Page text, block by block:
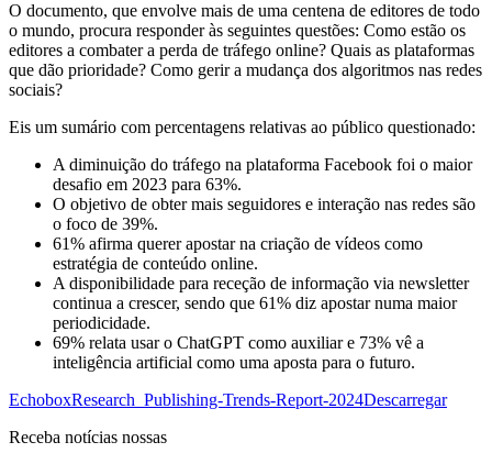
O documento, que envolve mais de uma centena de editores de todo
o mundo, procura responder às seguintes questões: Como estão os
editores a combater a perda de tráfego online? Quais as plataformas
que dão prioridade? Como gerir a mudança dos algoritmos nas redes
sociais?
Eis um sumário com percentagens relativas ao público questionado:
A diminuição do tráfego na plataforma Facebook foi o maior
desafio em 2023 para 63%.
O objetivo de obter mais seguidores e interação nas redes são
o foco de 39%.
61% afirma querer apostar na criação de vídeos como
estratégia de conteúdo online.
A disponibilidade para receção de informação via newsletter
continua a crescer, sendo que 61% diz apostar numa maior
periodicidade.
69% relata usar o ChatGPT como auxiliar e 73% vê a
inteligência artificial como uma aposta para o futuro.
EchoboxResearch_Publishing-Trends-Report-2024Descarregar
Receba notícias nossas